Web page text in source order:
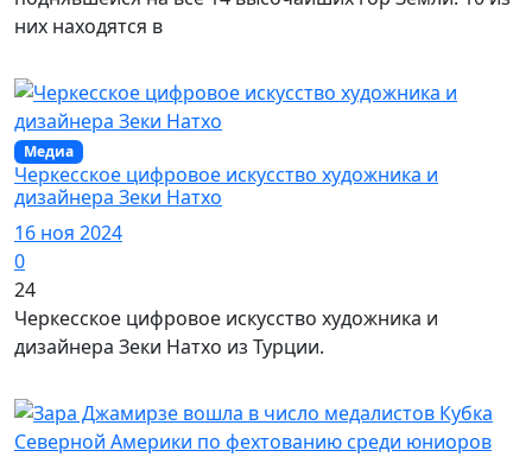
них находятся в
Медиа
Черкесское цифровое искусство художника и
дизайнера Зеки Натхо
16 ноя 2024
0
24
Черкесское цифровое искусство художника и
дизайнера Зеки Натхо из Турции.